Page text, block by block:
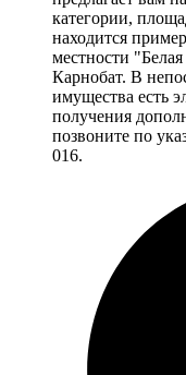
категории,
находится
местности
Карнобат. В
имущества есть
получения
позвоните по
016.